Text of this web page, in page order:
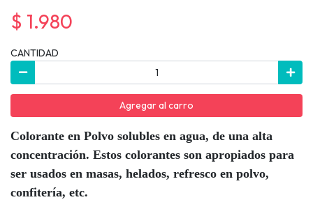
$ 1.980
CANTIDAD
Agregar al carro
Colorante en Polvo solubles en agua, de una alta
concentración. Estos colorantes son apropiados para
ser usados en masas, helados, refresco en polvo,
confitería, etc.